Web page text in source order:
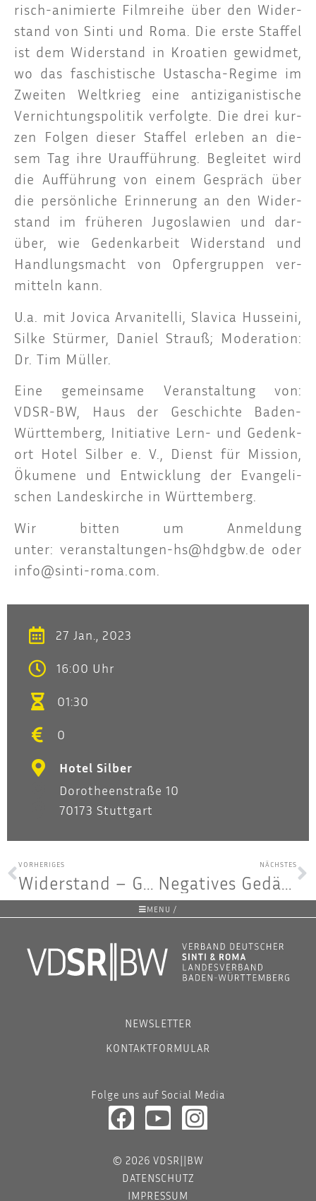
risch-ani­mier­te Film­rei­he über den Wider­
stand von Sin­ti und Roma. Die ers­te Staf­fel
ist dem Wider­stand in Kroa­ti­en gewid­met,
wo das faschis­ti­sche Usta­scha-Regime im
Zwei­ten Welt­krieg eine anti­zi­ga­nis­ti­sche
Ver­nich­tungs­po­li­tik ver­folg­te. Die drei kur­
zen Fol­gen die­ser Staf­fel erle­ben an die­
sem Tag ihre Urauf­füh­rung. Beglei­tet wird
die Auf­füh­rung von einem Gespräch über
die per­sön­li­che Erin­ne­rung an den Wider­
stand im frü­he­ren Jugo­sla­wi­en und dar­
über, wie Gedenk­ar­beit Wider­stand und
Hand­lungs­macht von Opfer­grup­pen ver­
mit­teln kann.
U.a. mit Jovica Arva­nitel­li, Sla­vica Huss­ei­ni,
Sil­ke Stür­mer, Dani­el Strauß; Mode­ra­ti­on:
Dr. Tim Müller.
Eine gemein­sa­me Ver­an­stal­tung von:
VDSR-BW, Haus der Geschich­te Baden-
Würt­tem­berg, Initia­ti­ve Lern- und Gedenk­
ort Hotel Sil­ber e. V., Dienst für Mis­si­on,
Öku­me­ne und Ent­wick­lung der Evan­ge­li­
schen Lan­des­kir­che in Württemberg.
Wir bit­ten um Anmel­dung
unter: veranstaltungen-hs@hdgbw.de oder
info@sinti-roma.com
27 Jan., 2023
16:00 Uhr
01:30
0
Hotel Silber
Dorotheenstraße 10
70173 Stuttgart
VORHERIGES
Wider­stand – Geden­ken an die Opfer des Natio­nal­so­zia­lis­mus im Land­tag am 27. Janu­ar 2023
NÄCHSTES
Nega­ti­ves Gedächt­nis und ver­dräng­te Auf­ar­bei­tung – 6. Febru­ar 2023
MENU /
NEWSLETTER
KONTAKTFORMULAR
Folge uns auf Social Media
© 2026 VDSR||BW
DATENSCHUTZ
IMPRESSUM